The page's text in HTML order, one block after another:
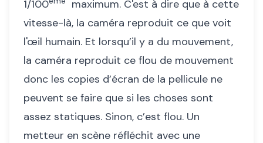
1/100
maximum. C'est à dire que à cette
vitesse-là, la caméra reproduit ce que voit
l'œil humain. Et lorsqu’il y a du mouvement,
la caméra reproduit ce flou de mouvement
donc les copies d’écran de la pellicule ne
peuvent se faire que si les choses sont
assez statiques. Sinon, c’est flou. Un
metteur en scène réfléchit avec une